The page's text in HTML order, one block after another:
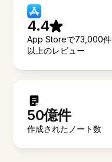
4.4
App Storeで73,000件
以上のレビュー
50億件
作成されたノート数